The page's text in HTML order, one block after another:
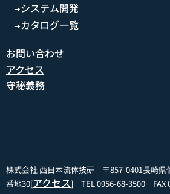
➜システム開発
➜カタログ一覧
お問い合わせ
アクセス
守秘義務
株式会社 西日本流体技研 〒857-0401長崎県
番地30[アクセス] TEL 0956-68-3500 FAX